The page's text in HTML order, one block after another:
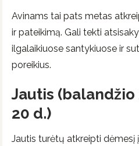
Avinams tai pats metas
ir pateikimą. Gali tekti
ilgalaikiuose santykiuose ir
poreikius.
Jautis
20 d.)
Jautis turėtų atkreipti dėmesį